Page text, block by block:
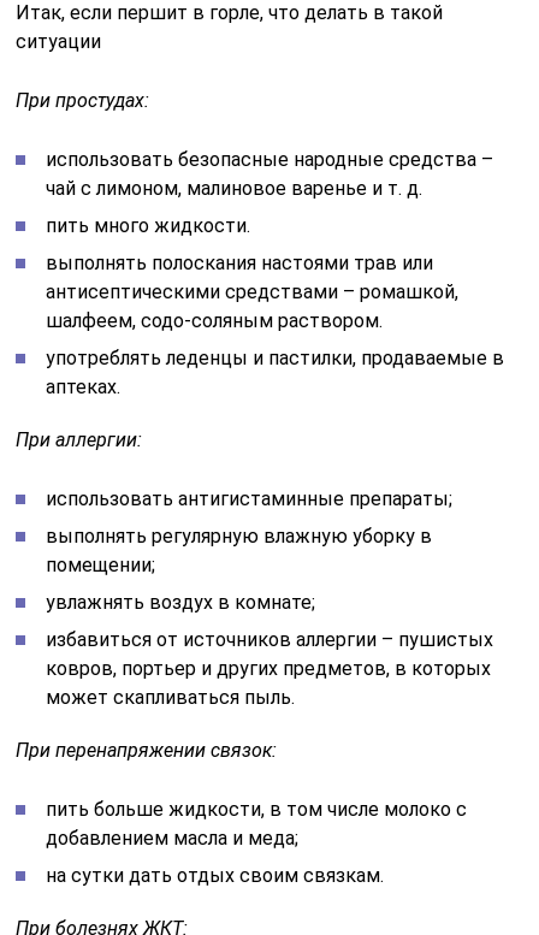
Итак, если першит в горле, что делать в такой
ситуации
При простудах:
использовать безопасные народные средства –
чай с лимоном, малиновое варенье и т. д.
пить много жидкости.
выполнять полоскания настоями трав или
антисептическими средствами – ромашкой,
шалфеем, содо-соляным раствором.
употреблять леденцы и пастилки, продаваемые в
аптеках.
При аллергии:
использовать антигистаминные препараты;
выполнять регулярную влажную уборку в
помещении;
увлажнять воздух в комнате;
избавиться от источников аллергии – пушистых
ковров, портьер и других предметов, в которых
может скапливаться пыль.
При перенапряжении связок:
пить больше жидкости, в том числе молоко с
добавлением масла и меда;
на сутки дать отдых своим связкам.
При болезнях ЖКТ: